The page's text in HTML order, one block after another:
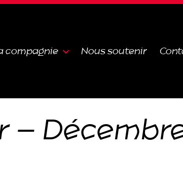
compagnie Nous soutenir
–